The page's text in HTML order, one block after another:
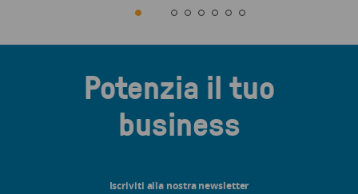
Potenzia il tuo
business
Iscriviti alla nostra newsletter